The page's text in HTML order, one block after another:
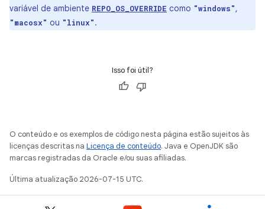
variável de ambiente REPO_OS_OVERRIDE como "windows",
"macosx" ou "linux".
Isso foi útil?
O conteúdo e os exemplos de código nesta página estão sujeitos às
licenças descritas na Licença de conteúdo. Java e OpenJDK são
marcas registradas da Oracle e/ou suas afiliadas.
Última atualização 2026-07-15 UTC.